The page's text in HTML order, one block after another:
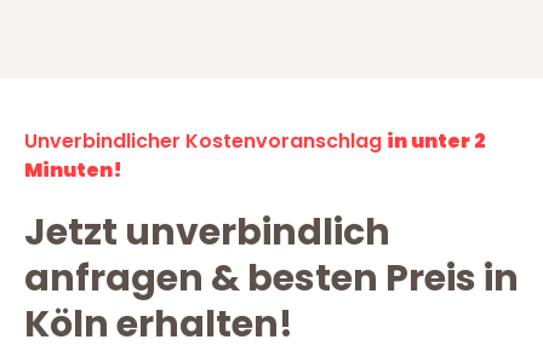
Unverbindlicher Kostenvoranschlag in unter 2
Minuten!
Jetzt unverbindlich
anfragen & besten Preis in
Köln erhalten!